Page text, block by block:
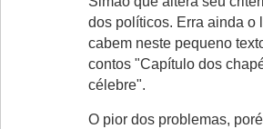
dos políticos. Erra ainda o
cabem neste pequeno
contos "Capítulo dos
célebre".
O pior dos problemas,